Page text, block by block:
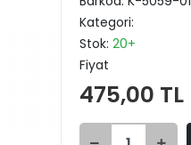
Kategori:
Stok: 20+
Fiyat
475,00 TL